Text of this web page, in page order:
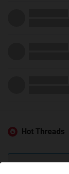
Hot Threads